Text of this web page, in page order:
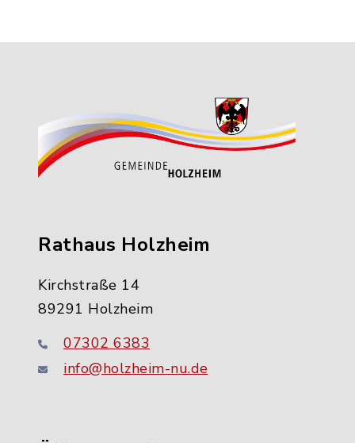
Rathaus Holzheim
Kirchstraße 14
89291 Holzheim
07302 6383
info@holzheim-nu.de